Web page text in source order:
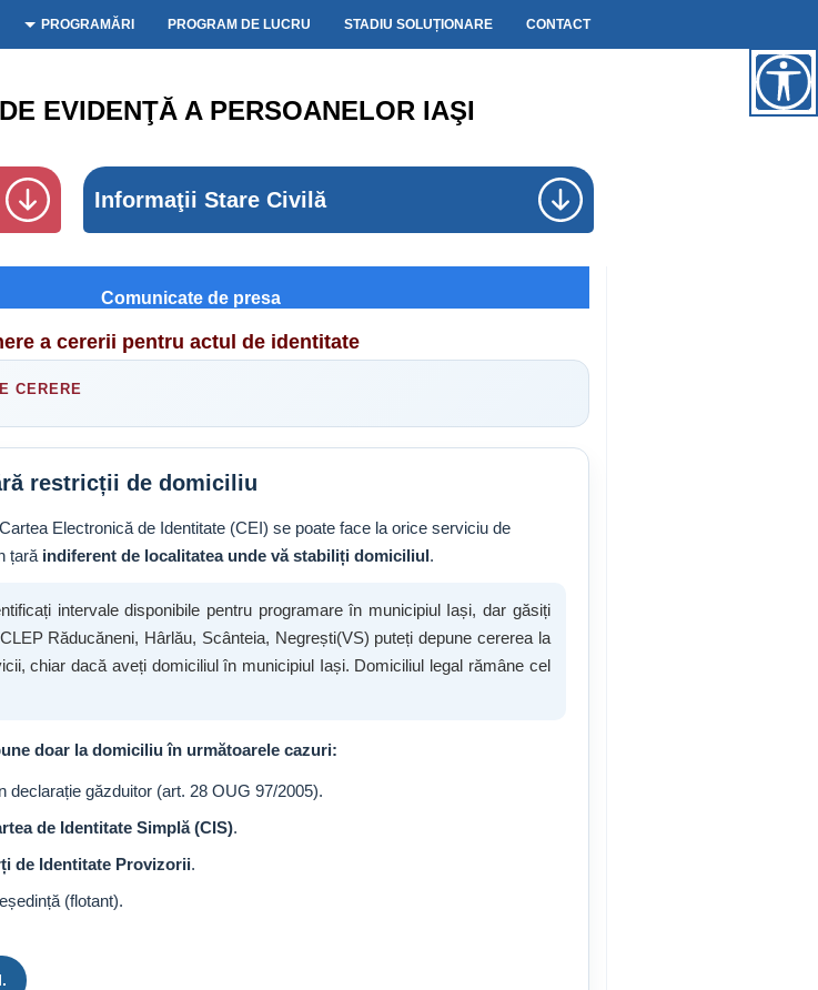
PROGRAMĂRI PROGRAM DE LUCRU STADIU SOLUȚIONARE CONTACT
EVIDENŢĂ A PERSOANELOR IAŞI
Informaţii Stare Civilă
Comunicate de presa
a cererii pentru actul de identitate
CERERE
restricții de domiciliu
Electronică de Identitate (CEI) se poate face la orice serviciu de
țarăindiferent de localitatea unde vă stabiliți domiciliul.
intervale disponibile pentru programare în municipiul Iași, dar găsiți
Răducăneni, Hârlău, Scânteia, Negrești(VS) puteți depune cererea la
chiar dacă aveți domiciliul în municipiul Iași. Domiciliul legal rămâne cel
doar la domiciliu în următoarele cazuri:
declarație găzduitor (art. 28 OUG 97/2005).
de Identitate Simplă (CIS).
de Identitate Provizorii.
(flotant).